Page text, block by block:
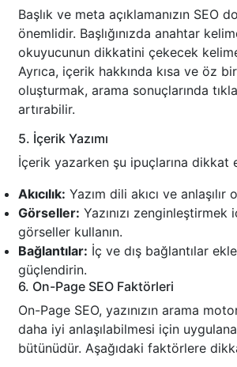
Başlık ve meta açıklamanızın SEO
önemlidir. Başlığınızda anahtar
okuyucunun dikkatini çekecek
Ayrıca, içerik hakkında kısa ve öz
oluşturmak, arama sonuçlarında
artırabilir.
5. İçerik Yazımı
İçerik yazarken şu ipuçlarına dikkat
Akıcılık: Yazım dili akıcı ve anlaşılır
Görseller: Yazınızı zenginleştirmek
görseller kullanın.
Bağlantılar: İç ve dış bağlantılar
güçlendirin.
6. On-Page SEO Faktörleri
On-Page SEO, yazınızın arama
daha iyi anlaşılabilmesi için
bütünüdür. Aşağıdaki faktörlere